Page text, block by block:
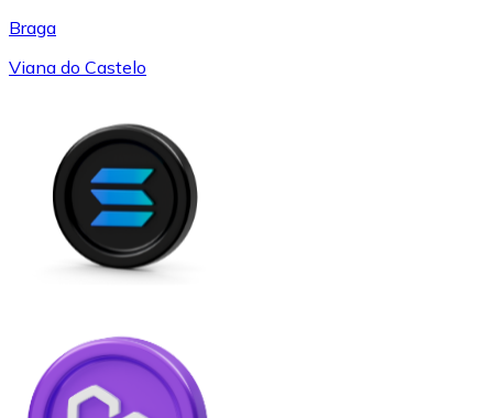
Braga
Viana do Castelo